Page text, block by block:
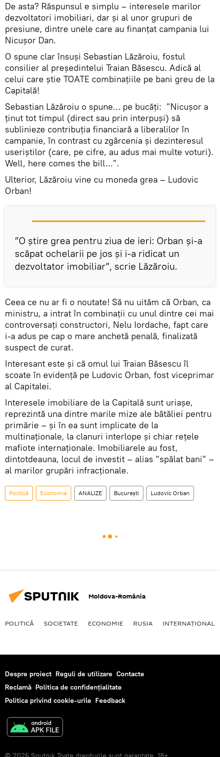
De asta? Răspunsul e simplu – interesele marilor
dezvoltatori imobiliari, dar și al unor grupuri de
presiune, dintre unele care au finanțat campania lui
Nicușor Dan.
O spune clar însuși Sebastian Lăzăroiu, fostul
consilier al președintelui Traian Băsescu. Adică al
celui care știe TOATE combinațiile pe bani greu de la
Capitală!
Sebastian Lăzăroiu o spune… pe bucăți: ”Nicușor a
ținut tot timpul (direct sau prin interpuși) să
sublinieze contribuția financiară a liberalilor în
campanie, în contrast cu zgârcenia și dezinteresul
useriștilor (care, pe cifre, au adus mai multe voturi).
Well, here comes the bill...”.
Ulterior, Lăzăroiu vine cu moneda grea – Ludovic
Orban!
”O știre grea pentru ziua de ieri: Orban și-a
scăpat ochelarii pe jos și i-a ridicat un
dezvoltator imobiliar”, scrie Lăzăroiu.
Ceea ce nu ar fi o noutate! Să nu uităm că Orban, ca
ministru, a intrat în combinații cu unul dintre cei mai
controversați constructori, Nelu Iordache, fapt care
i-a adus pe cap o mare anchetă penală, finalizată
suspect de curat.
Interesant este și că omul lui Traian Băsescu îl
scoate în evidență pe Ludovic Orban, fost viceprimar
al Capitalei.
Interesele imobiliare de la Capitală sunt uriașe,
reprezintă una dintre marile mize ale bătăliei pentru
primărie – și în ea sunt implicate de la
multinaționale, la clanuri interlope și chiar rețele
mafiote internaționale. Imobiliarele au fost,
dintotdeauna, locul de investit – alias ”spălat bani” –
al marilor grupări infracționale.
Politică Economie ANALIZE București Ludovic Orban
Moldova-România
POLITICĂ SOCIETATE ECONOMIE RUSIA INTERNAŢIONAL
Despre proiect Reguli de utilizare Contacte
Reclamă Politica de confidențialitate
Politica privind cookie-urile Feedback